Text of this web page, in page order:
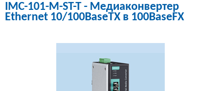
IMC-101-M-ST-T - Медиаконвертер
Ethernet 10/100BaseTX в 100BaseFX